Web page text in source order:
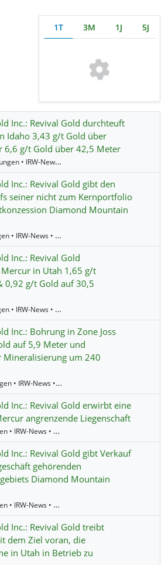
1T 3M 1J 5J
Inc.: Revival Gold durchteuft
Idaho 3,43 g/t Gold über
6,6 g/t Gold über 42,5 Meter
Dienstag 13:34 Uhr • Meldungen • IRW-News •
Inc.: Revival Gold gibt den
seiner nicht zum Kernportfolio
Diamond Mountain
30. Jul 13:40 Uhr • Meldungen • IRW-News •
Revival Gold
Inc.: Revival Gold
in Utah 1,65 g/t
0,92 g/t Gold auf 30,5
15. Jul 13:36 Uhr • Meldungen • IRW-News •
Revival Gold
Inc.: Bohrung in Zone Joss
auf 5,9 Meter und
Mineralisierung um 240
25. Jun 13:33 Uhr • Meldungen • IRW-News •Revival Gold
Inc.: Revival Gold erwirbt eine
angrenzende Liegenschaft
8. Jun 13:34 Uhr • Meldungen • IRW-News •
Revival Gold
Inc.: Revival Gold gibt Verkauf
gehörenden
Diamond Mountain
1. Jun 17:59 Uhr • Meldungen • IRW-News •
Revival Gold
Inc.: Revival Gold treibt
dem Ziel voran, die
in Utah in Betrieb zu